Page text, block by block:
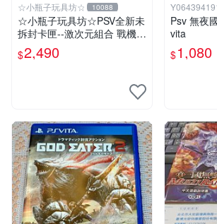
☆小瓶子玩具坊☆ 10088
☆小瓶子玩具坊☆PSV全新未
拆封卡匣--激次元組合 戰機少
女 VS 殭屍軍團 限定版 (日
版)+特典--CD
$2,490
Psv 無夜
vita
$1,080